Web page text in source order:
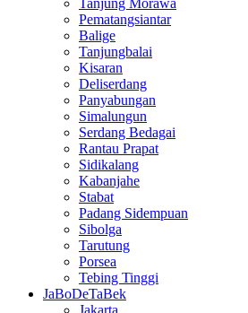
Tanjung Morawa
Pematangsiantar
Balige
Tanjungbalai
Kisaran
Deliserdang
Panyabungan
Simalungun
Serdang Bedagai
Rantau Prapat
Sidikalang
Kabanjahe
Stabat
Padang Sidempuan
Sibolga
Tarutung
Porsea
Tebing Tinggi
JaBoDeTaBek
Jakarta